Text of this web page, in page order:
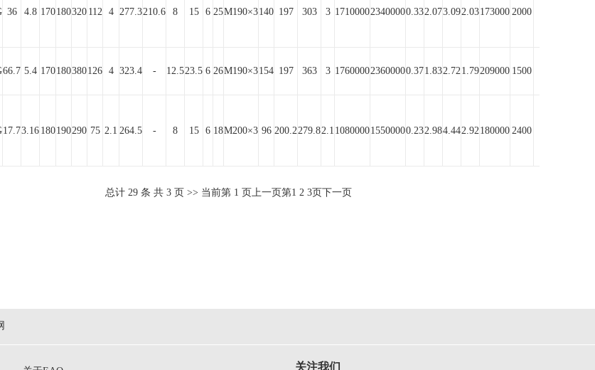
36 4.8 170180320 112 4 277.3210.6 8 15 6 25M190×3140 197 303 3 171000023400000.332.073.092.03173000 2000
66.7 5.4 170180380126 4 323.4 - 12.523.5 6 26M190×3154 197 363 3 176000023600000.371.832.721.79209000 1500
17.73.16 180190290 75 2.1 264.5 - 8 15 6 18M200×3 96 200.2279.82.1 108000015500000.232.984.442.92180000 2400
总计 29条 共 3页 >> 当前第 1 页上一页第1 2 3页下一页
关注我们